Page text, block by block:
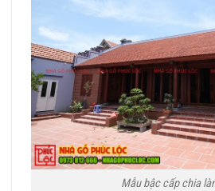
Mẫu bậc cấp chia